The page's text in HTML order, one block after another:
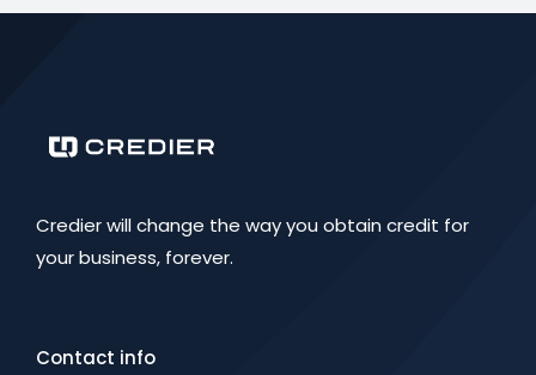
Credier will change the way you obtain credit for
your business, forever.
Contact info